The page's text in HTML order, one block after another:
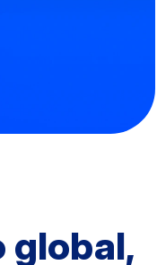
global,